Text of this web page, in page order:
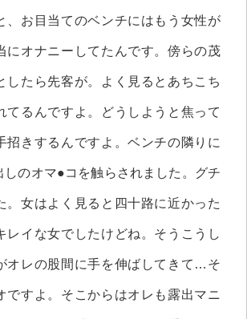
、お目当てのベンチにはもう女性が
にオナニーしてたんです。傍らの茂
したら先客が。よく見るとあちこち
てるんですよ。どうしようと焦って
招きするんですよ。ベンチの隣りに
しのオマ●コを触らされました。グチ
。女はよく見ると四十路に近かった
レイな女でしたけどね。そうこうし
オレの股間に手を伸ばしてきて…そ
ですよ。そこからはオレも露出マニ